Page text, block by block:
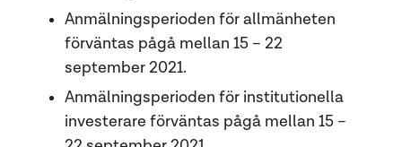
Anmälningsperioden för allmänheten
förväntas pågå mellan 15 – 22
september 2021.
Anmälningsperioden för institutionella
investerare förväntas pågå mellan 15 –